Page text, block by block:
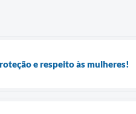
e respeito às mulheres!